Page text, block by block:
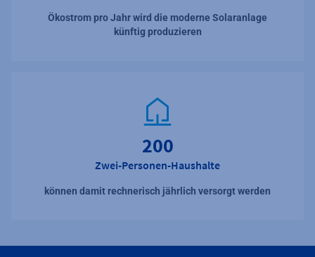
Ökostrom pro Jahr wird die moderne Solaranlage
künftig produzieren
200
Zwei-Personen-Haushalte
können damit rechnerisch jährlich versorgt werden